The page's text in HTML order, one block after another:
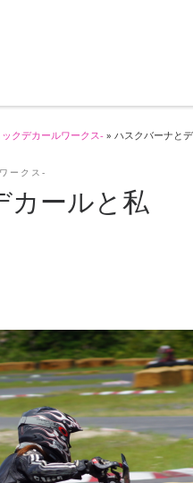
クデカールワークス- » ハスクバーナと
ークス-
カールと私